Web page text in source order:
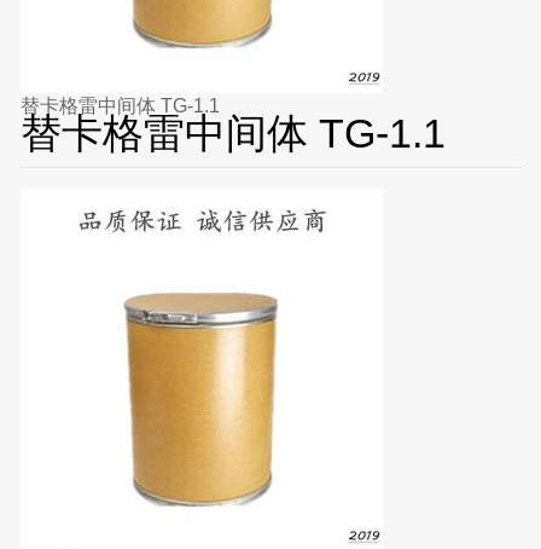
替卡格雷中间体 TG-1.1
替卡格雷中间体 TG-1.1